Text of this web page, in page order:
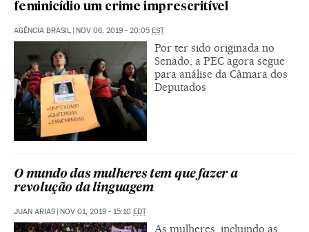
feminicídio um crime imprescritível
AGÊNCIA BRASIL | NOV 06, 2019 - 20:05 EST
Por ter sido originada no
Senado, a PEC agora segue
para análise da Câmara dos
Deputados
O mundo das mulheres tem que fazer a
revolução da linguagem
JUAN ARIAS | NOV 01, 2019 - 15:10 EDT
As mulheres, incluindo as